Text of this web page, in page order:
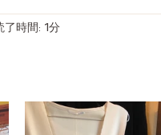
了時間: 1分